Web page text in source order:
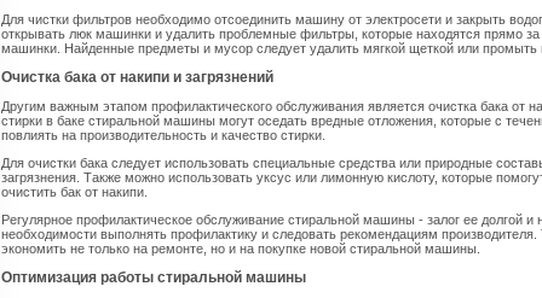
Для чистки фильтров необходимо отсоединить машину от электросети и закрыть
открывать люк машинки и удалить проблемные фильтры, которые находятся прямо
машинки. Найденные предметы и мусор следует удалить мягкой щеткой или промыть
Очистка бака от накипи и загрязнений
Другим важным этапом профилактического обслуживания является очистка бака от
стирки в баке стиральной машины могут оседать вредные отложения, которые с
повлиять на производительность и качество стирки.
Для очистки бака следует использовать специальные средства или природные
загрязнения. Также можно использовать уксус или лимонную кислоту, которые
очистить бак от накипи.
Регулярное профилактическое обслуживание стиральной машины - залог ее долгой
необходимости выполнять профилактику и следовать рекомендациям
экономить не только на ремонте, но и на покупке новой стиральной машины.
Оптимизация работы стиральной машины